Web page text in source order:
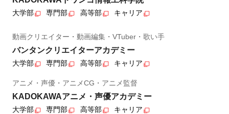
大学部 専門部 高等部 キャリア
動画クリエイター・動画編集・VTuber・歌い手
バンタンクリエイターアカデミー
大学部 専門部 高等部 キャリア
アニメ・声優・アニメCG・アニメ監督
KADOKAWAアニメ・声優アカデミー
大学部 専門部 高等部 キャリア